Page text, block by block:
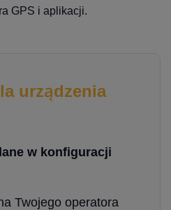
GPS i aplikacji.
urządzenia
w konfiguracji
Twojego operatora